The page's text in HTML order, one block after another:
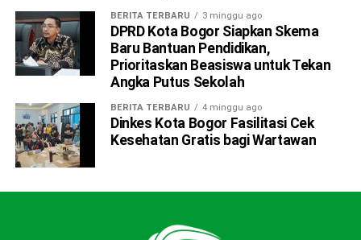
pemasangan sambungan baru untuk sejumlah fasilitas
sosial. Program tersebut berlaku bagi rumah ibadah,
pondok pesantren, majelis taklim, instansi pemerintah,
serta posyandu.
Rino menjelaskan, fasilitas sosial dan pelayanan publik
memiliki peran penting dalam kehidupan masyarakat
sehingga perlu didukung dengan ketersediaan air bersih
yang aman dan higienis.
“Tempat-tempat pelayanan masyarakat harus
menjalankan fungsinya secara optimal,” katanya.
BERITA TERBARU 3 minggu ago
DPRD Kota Bogor Siapkan Skema
Baru Bantuan Pendidikan,
Prioritaskan Beasiswa untuk Tekan
Angka Putus Sekolah
BERITA TERBARU 4 minggu ago
Dinkes Kota Bogor Fasilitasi Cek
Kesehatan Gratis bagi Wartawan